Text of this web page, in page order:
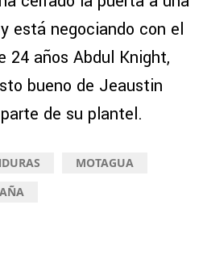
está negociando con el
24 años Abdul Knight,
bueno de Jeaustin
de su plantel.
MOTAGUA